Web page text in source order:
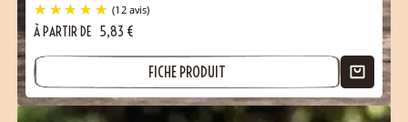
À PARTIR DE 5,83 €
FICHE PRODUIT